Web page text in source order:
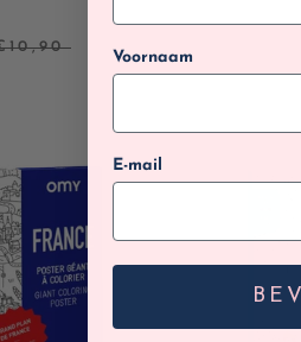
Voornaam
E-mail